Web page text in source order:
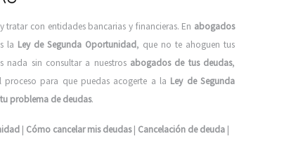
tratar con entidades bancarias y financieras. En abogados
la Ley de Segunda Oportunidad, que no te ahoguen tus
nada sin consultar a nuestros abogados de tus deudas,
para que puedas acogerte a la Ley de Segunda
problema de deudas.
| Cómo cancelar mis deudas| Cancelación de deuda |